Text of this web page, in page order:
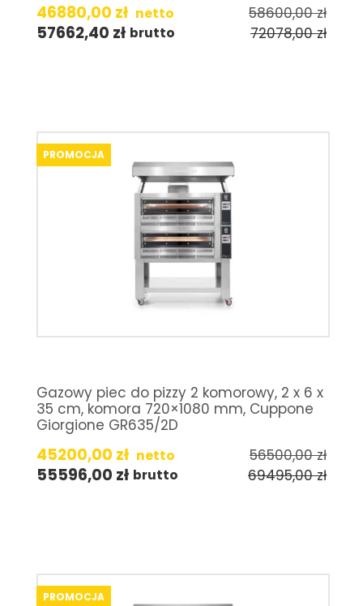
46880,00 zł netto 58600,00zł
57662,40 zł brutto 72078,00zł
PROMOCJA
Gazowy piec do pizzy 2 komorowy, 2 x 6 x
35 cm, komora 720×1080 mm, Cuppone
Giorgione GR635/2D
45200,00 zł netto 56500,00zł
55596,00 zł brutto 69495,00zł
PROMOCJA